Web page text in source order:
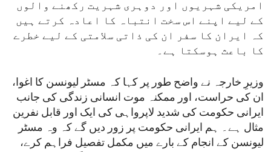
امریکی شہریوں اور دوہری شہریت رکھنے والوں
کے لیے اپنے اس سخت انتباہ کا اعادہ کرتے ہیں
کہ ایران کا سفر ان کی ذاتی سلامتی کے لیے خطرے
کا باعث ہوسکتا ہے۔
وزیرِ خارجہ نے واضح طور پر کہا کہ مسٹر لیونسن کا اغوا،
ان کی حراست، اور ممکنہ موت انسانی زندگی کی جانب
ایرانی حکومت کی شدید لاپرواہی کی ایک اور قابل نفرین
مثال ہے۔ ہم ایرانی حکومت پر زور دیں گے کہ وہ مسٹر
لیونسن کے انجام کے بارے میں مکمل تفصیل فراہم کرے،